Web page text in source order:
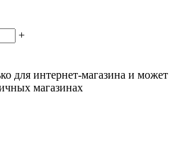
+
для интернет-магазина и может
магазинах